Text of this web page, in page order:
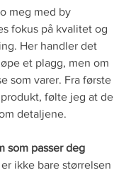
meg med by
fokus på kvalitet og
Her handler det
et plagg, men om
som varer. Fra første
følte jeg at de
detaljene.
som passer deg
ikke bare størrelsen